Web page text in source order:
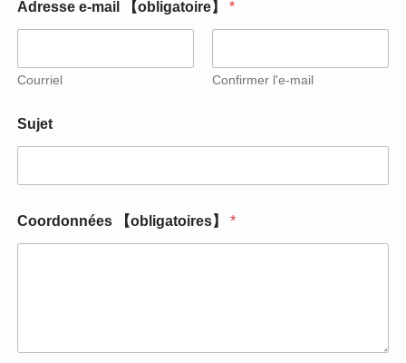
a
o
i
e
Adresse e-mail 【obligatoire】 *
Courriel Confirmer l'e-mail
Sujet
Coordonnées 【obligatoires】 *